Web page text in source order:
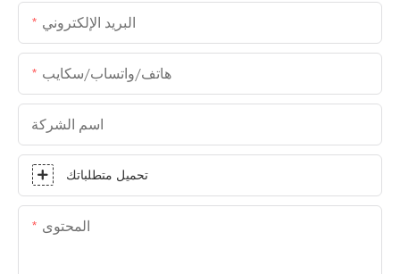
البريد الإلكتروني
هاتف/واتساب/سكايب
اسم الشركة
تحميل متطلباتك
المحتوى